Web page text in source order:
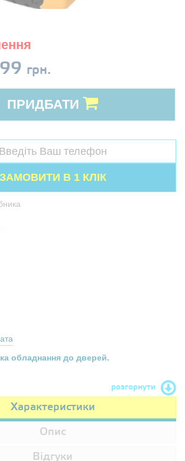
грн.
ПРИДБАТИ
обладнання до дверей.
розгорнути
Характеристики
Опис
Відгуки